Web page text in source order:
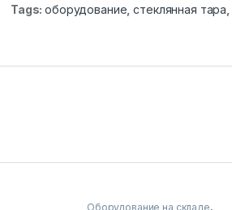
Tags:оборудование ,стеклянная тара
Оборудование на складе,